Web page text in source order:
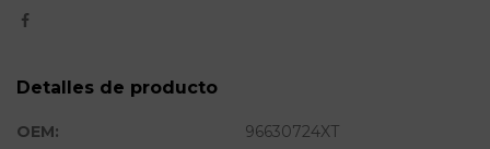
Detalles de producto
OEM:
96630724XT